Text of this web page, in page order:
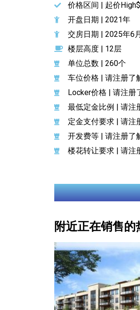
价格区间 | 起价
开盘日期 | 2021年
交房日期 | 2025年6
楼层高度 | 12层
单位总数 | 260个
车位价格 | 请注册了
Locker价格 | 请注册
最低定金比例 | 请注
定金支付要求 | 请注
开发费等 | 请注册了
楼花转让要求 | 请注
附近正在销售的